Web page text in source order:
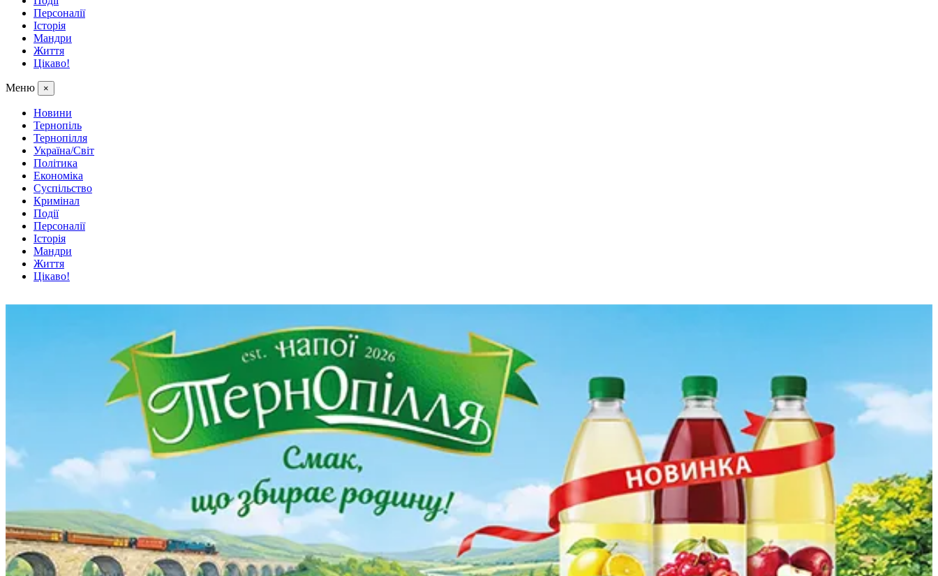
Персоналії
Історія
Мандри
Життя
Цікаво!
Меню ×
Новини
Тернопіль
Тернопілля
Україна/Світ
Політика
Економіка
Суспільство
Кримінал
Події
Персоналії
Історія
Мандри
Життя
Цікаво!